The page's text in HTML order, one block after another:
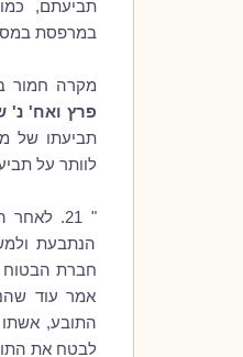
תביעתם,
במרפסת
מקרה חמור
פרץ ואח' נ'
תביעתו של
לוותר על
" 21.
הנתבעת
חברת הבטוח
אמר עוד
התובע, אשתו
לבטח את